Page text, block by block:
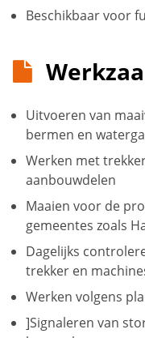
Beschikbaar voor
Uitvoeren van
bermen en
Werken met
aanbouwdelen
Maaien voor de
gemeentes zoals
Dagelijks
trekker en
Werken volgens
]Signaleren van